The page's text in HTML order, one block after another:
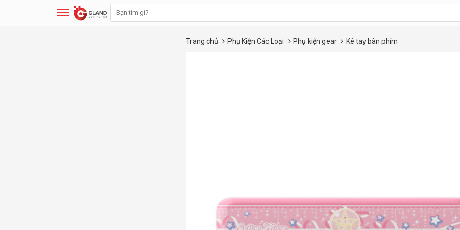
Trang chủ Phụ Kiện Các Loại Phụ kiện gear Kê tay bàn phím